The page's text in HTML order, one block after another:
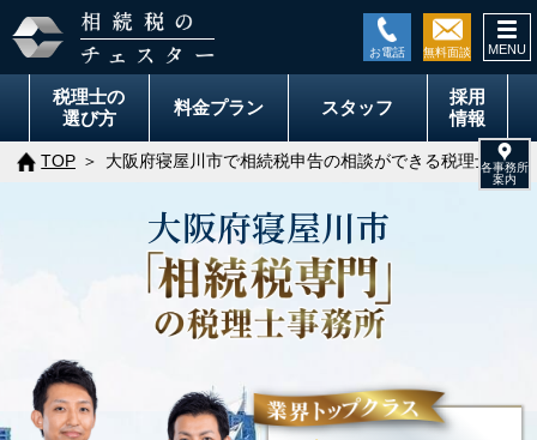
税理士の
選び方
料金プラン スタッフ
採用
情報
TOP 大阪府寝屋川市で相続税申告の相談ができる税理士事務
大阪府寝屋川市